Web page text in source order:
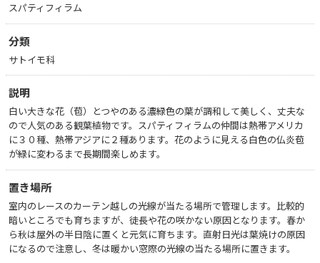
スパティフィラム
分類
サトイモ科
説明
白い大きな花（苞）とつやのある濃緑色の葉が調和して美しく、丈夫な
ので人気のある観葉植物です。スパティフィラムの仲間は熱帯アメリカ
に３０種、熱帯アジアに２種あります。花のように見える白色の仏炎苞
が緑に変わるまで長期間楽しめます。
置き場所
室内のレースのカーテン越しの光線が当たる場所で管理します。比較的
暗いところでも育ちますが、徒長や花の咲かない原因となります。春か
ら秋は屋外の半日陰に置くと元気に育ちます。直射日光は葉焼けの原因
になるので注意し、冬は暖かい窓際の光線の当たる場所に置きます。